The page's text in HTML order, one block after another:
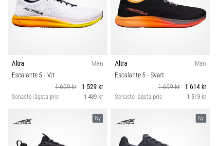
Altra
Män
Escalante 5- Vit
1 699 kr
1 529 kr
Senaste lägsta pris 1 489 kr
Altra
Män
Escalante 5- Svart
1 699 kr
1 614 kr
Senaste lägsta pris 1 519 kr
Ny Ny